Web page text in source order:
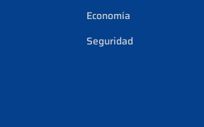
Economía
Seguridad